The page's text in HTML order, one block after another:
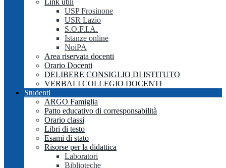
USP Frosinone
USR Lazio
S.O.F.I.A.
Istanze online
NoiPA
Area riservata docenti
Orario Docenti
DELIBERE CONSIGLIO DI ISTITUTO
VERBALI COLLEGIO DOCENTI
Studenti
ARGO Famiglia
Patto educativo di corresponsabilità
Orario classi
Libri di testo
Esami di stato
Risorse per la didattica
Laboratori
Biblioteche